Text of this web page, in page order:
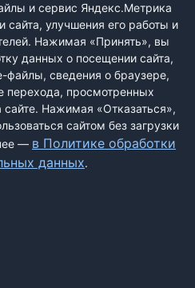
с подобной ситуацией в этом
и когда из центра вызываю
подождать аргументируя, что
коллеги такси по району, и
один раз прямо сказали, что в
и сервис Яндекс.Метрика
сайта, улучшения его работы и
Нажимая «Принять», вы
данных о посещении сайта,
файлы, сведения о браузере,
перехода, просмотренных
сайте. Нажимая «Отказаться»,
сайтом без загрузки
— в Политике обработки
данных.